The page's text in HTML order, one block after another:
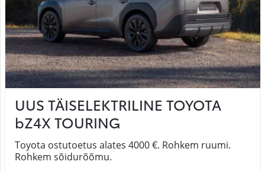
UUS TÄISELEKTRILINE TOYOTA
bZ4X TOURING
Toyota ostutoetus alates 4000 €. Rohkem ruumi.
Rohkem sõidurõõmu.